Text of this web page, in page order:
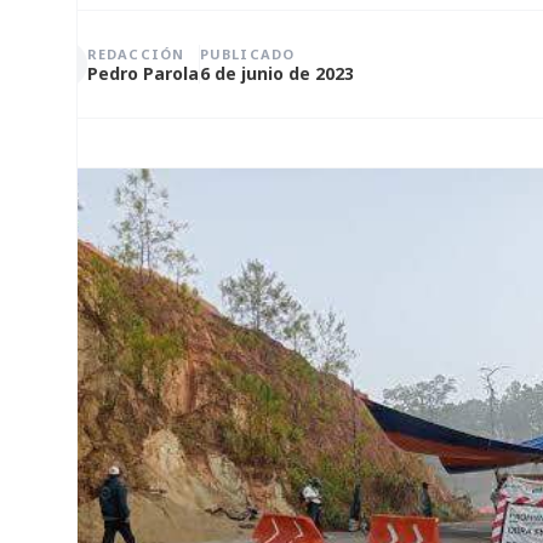
REDACCIÓN
Pedro Parola
PUBLICADO
6 de junio de 2023